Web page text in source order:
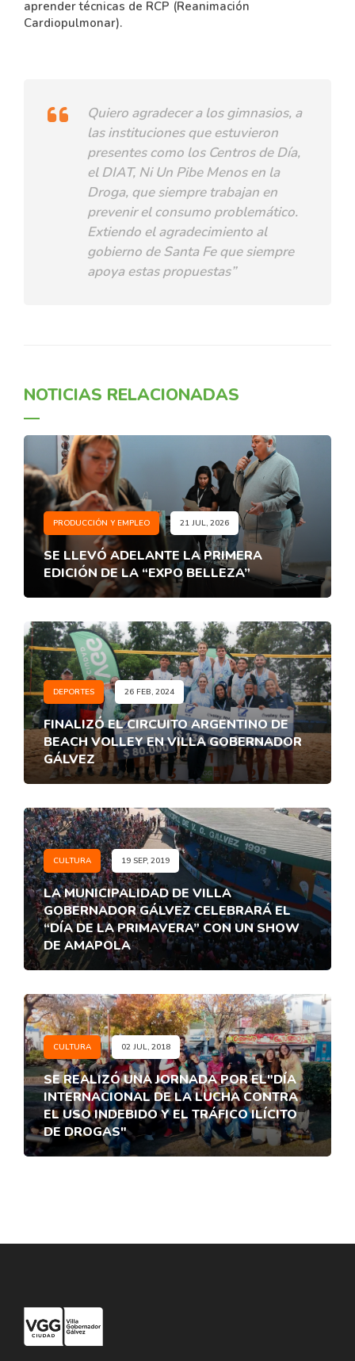
aprender técnicas de RCP (Reanimación
Cardiopulmonar).
Quiero agradecer a los gimnasios, a
las instituciones que estuvieron
presentes como los Centros de Día,
el DIAT, Ni Un Pibe Menos en la
Droga, que siempre trabajan en
prevenir el consumo problemático.
Extiendo el agradecimiento al
gobierno de Santa Fe que siempre
apoya estas propuestas”
NOTICIAS RELACIONADAS
PRODUCCIÓN Y EMPLEO 21 JUL, 2026
SE LLEVÓ ADELANTE LA PRIMERA
EDICIÓN DE LA “EXPO BELLEZA”
DEPORTES 26 FEB, 2024
FINALIZÓ EL CIRCUITO ARGENTINO DE
BEACH VOLLEY EN VILLA GOBERNADOR
GÁLVEZ
CULTURA 19 SEP, 2019
LA MUNICIPALIDAD DE VILLA
GOBERNADOR GÁLVEZ CELEBRARÁ EL
“DÍA DE LA PRIMAVERA” CON UN SHOW
DE AMAPOLA
CULTURA 02 JUL, 2018
SE REALIZÓ UNA JORNADA POR EL"DÍA
INTERNACIONAL DE LA LUCHA CONTRA
EL USO INDEBIDO Y EL TRÁFICO ILÍCITO
DE DROGAS"